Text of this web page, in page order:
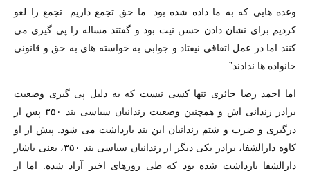
وعده هایی که به ما داده شده بود. ما حق تجمع داریم. تجمع را لغو
کردیم برای نشان دادن حسن نیت بود و گفتند مساله را پی گیری می
کنند اما در عمل اتفاقی نیفتاد و جوابی به خواسته های به حق و قانونی
خانواده ها ندادند”.
اما احمد رضا حائری تنها کسی نیست که به دلیل پی گیری وضعیت
برادر زندانی اش و همچنین وضعیت زندانیان سیاسی بند ۳۵۰ پس از
درگیری و ضرب و شتم زندانیان این بند بازداشت می شود. پیش از او
کاوه دارالشفا، برادر یکی دیگر از زندانیان سیاسی بند ۳۵۰، یعنی یاشار
دارالشفا بازداشت شده بود که طی روزهای اخیر آزاد شده. اما از